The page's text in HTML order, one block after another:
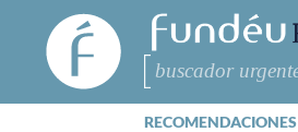
FundéuRAE
- Fundación
del Español
Urgente
Buscar
RECOMENDACIONES